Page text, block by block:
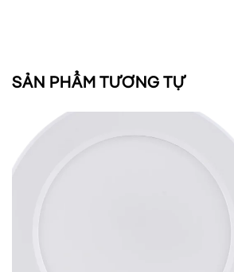
SẢN PHẨM TƯƠNG TỰ